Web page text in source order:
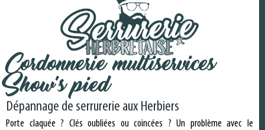
Cordonnerie multiservices
Show’s pied
Dépannage de serrurerie aux Herbiers
Porte claquée ? Clés oubliées ou coincées ? Un problème avec le